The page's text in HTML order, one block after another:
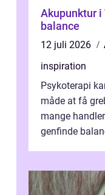
Akupunktur i
balance
12 juli 2026
inspiration
Psykoterapi
måde at få
mange
genfinde